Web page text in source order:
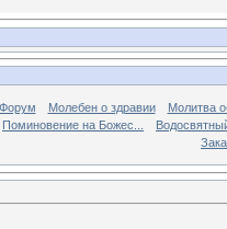
Форум Молебен о здравии
Молитва
Поминовение на Божес...